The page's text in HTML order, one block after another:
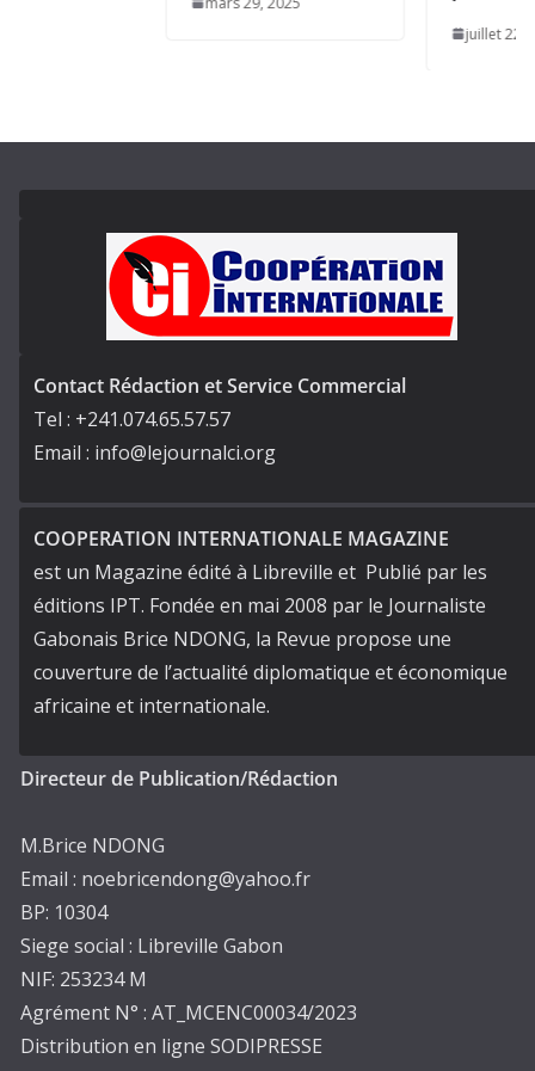
juillet 22, 2025
Contact Rédaction et Service Commercial
Tel : +241.074.65.57.57
Email : info@lejournalci.org
COOPERATION INTERNATIONALE MAGAZINE
est un Magazine édité à Libreville et Publié par les
éditions IPT. Fondée en mai 2008 par le Journaliste
Gabonais Brice NDONG, la Revue propose une
couverture de l’actualité diplomatique et économique
africaine et internationale.
Directeur de Publication/Rédaction
M.Brice NDONG
Email : noebricendong@yahoo.fr
BP: 10304
Siege social : Libreville Gabon
NIF: 253234 M
Agrément N° : AT_MCENC00034/2023
Distribution en ligne SODIPRESSE